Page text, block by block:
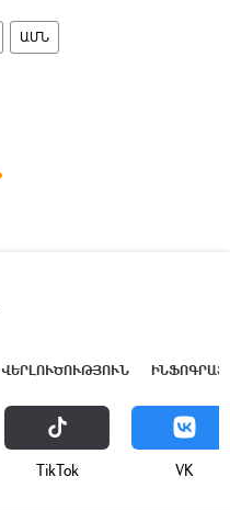
ԱՄՆ
ՎԵՐԼՈՒԾՈՒԹՅՈՒՆ
ТikТоk VK